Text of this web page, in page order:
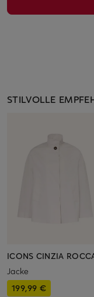
STILVOLLE
ICONS CINZIA
Jacke
199,99 €